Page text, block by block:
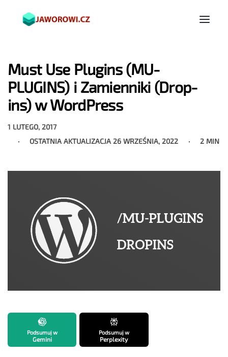
Must Use Plugins (MU-
PLUGINS) i Zamienniki (Drop-
ins) w WordPress
1 LUTEGO, 2017
OSTATNIA AKTUALIZACJA 26 WRZEŚNIA, 2022 2 MIN
Podsumuj w
Gemini
Podsumuj w
Perplexity